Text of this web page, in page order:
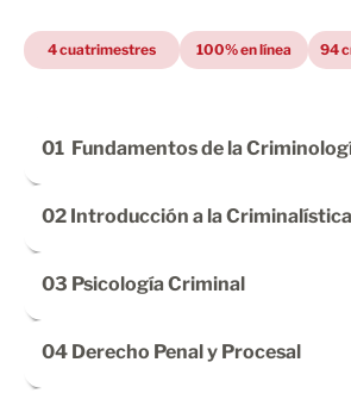
4 cuatrimestres 100% en línea 94
01 Fundamentos de la
02 Introducción a la Criminalística
03 Psicología Criminal
04 Derecho Penal y Procesal